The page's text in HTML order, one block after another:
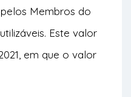
Membros do
Este valor
em que o valor